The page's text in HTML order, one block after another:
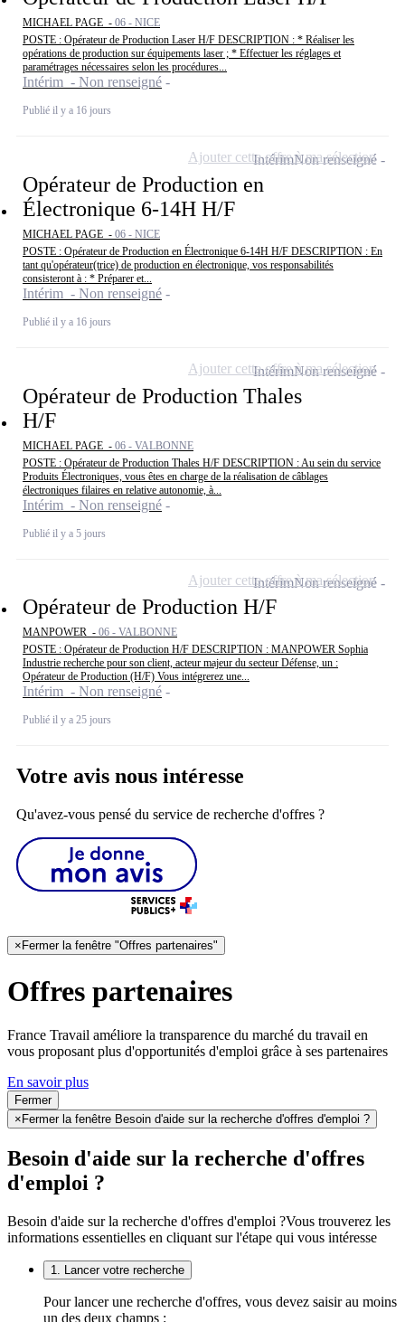
MICHAEL PAGE - 06 - NICE
POSTE : Opérateur de Production Laser H/F DESCRIPTION : * Réaliser les
opérations de production sur équipements laser ; * Effectuer les réglages et
paramétrages nécessaires selon les procédures...
Intérim - Non renseigné
Publié il y a 16 jours
Opérateur de Production en
Électronique 6-14H H/F
MICHAEL PAGE - 06 - NICE
POSTE : Opérateur de Production en Électronique 6-14H H/F DESCRIPTION : En
tant qu'opérateur(trice) de production en électronique, vos responsabilités
consisteront à : * Préparer et...
Intérim - Non renseigné
Publié il y a 16 jours
IntérimNon renseigné
Ajouter cette offre à ma sélection
Opérateur de Production Thales
H/F
MICHAEL PAGE - 06 - VALBONNE
POSTE : Opérateur de Production Thales H/F DESCRIPTION : Au sein du service
Produits Électroniques, vous êtes en charge de la réalisation de câblages
électroniques filaires en relative autonomie, à...
Intérim - Non renseigné
Publié il y a 5 jours
IntérimNon renseigné
Ajouter cette offre à ma sélection
Opérateur de Production H/F
MANPOWER - 06 - VALBONNE
POSTE : Opérateur de Production H/F DESCRIPTION : MANPOWER Sophia
Industrie recherche pour son client, acteur majeur du secteur Défense, un :
Opérateur de Production (H/F) Vous intégrerez une...
Intérim - Non renseigné
Publié il y a 25 jours
IntérimNon renseigné
Ajouter cette offre à ma sélection
Votre avis nous intéresse
Qu'avez-vous pensé du service de recherche d'offres ?
× Fermer la fenêtre "Offres partenaires"
Offres partenaires
France Travail améliore la transparence du marché du travail en
vous proposant plus d'opportunités d'emploi grâce à ses partenaires
En savoir plus
Fermer
× Fermer la fenêtre Besoin d'aide sur la recherche d'offres d'emploi ?
Besoin d'aide sur la recherche d'offres
d'emploi ?
Besoin d'aide sur la recherche d'offres d'emploi ?Vous trouverez les
informations essentielles en cliquant sur l'étape qui vous intéresse
1. Lancer votre recherche
Pour lancer une recherche d'offres, vous devez saisir au moins
un des deux champs :